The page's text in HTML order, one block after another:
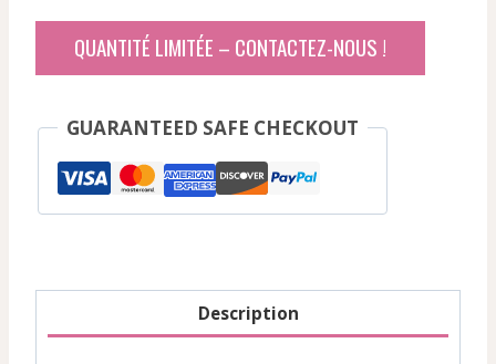
QUANTITÉ LIMITÉE – CONTACTEZ-NOUS !
GUARANTEED SAFE CHECKOUT
Description